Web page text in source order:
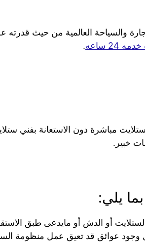
والسياحة العالمية من حيث قدرته
24 ساعه .
مباشرة دون الاستعانة بفني
خبير.
يلي:
أو الدش أو مايدعى طبق
وجود عوائق قد تعيق عمل منظومة